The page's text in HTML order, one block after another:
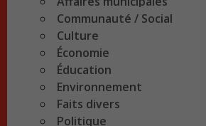
Communauté / Social
Culture
Économie
Éducation
Environnement
Faits divers
Politique